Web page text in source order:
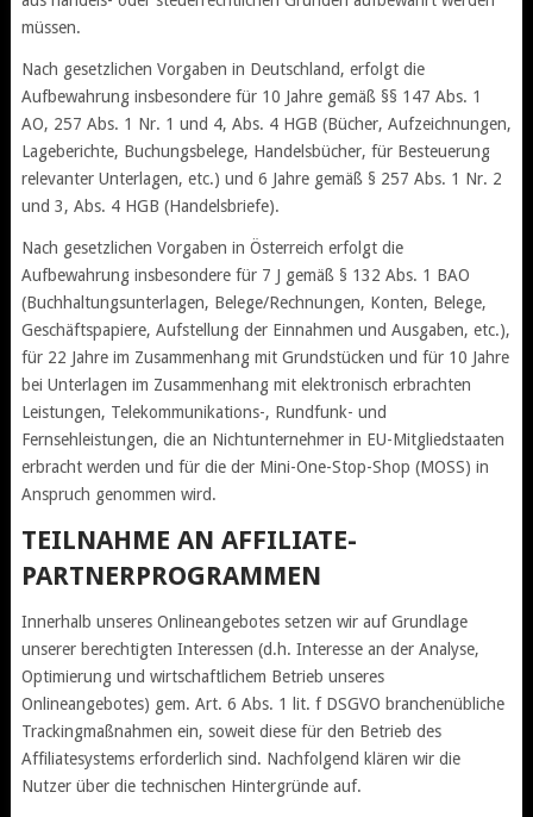
müssen.
Nach gesetzlichen Vorgaben in Deutschland, erfolgt die
Aufbewahrung insbesondere für 10 Jahre gemäß §§ 147 Abs. 1
AO, 257 Abs. 1 Nr. 1 und 4, Abs. 4 HGB (Bücher, Aufzeichnungen,
Lageberichte, Buchungsbelege, Handelsbücher, für Besteuerung
relevanter Unterlagen, etc.) und 6 Jahre gemäß § 257 Abs. 1 Nr. 2
und 3, Abs. 4 HGB (Handelsbriefe).
Nach gesetzlichen Vorgaben in Österreich erfolgt die
Aufbewahrung insbesondere für 7 J gemäß § 132 Abs. 1 BAO
(Buchhaltungsunterlagen, Belege/Rechnungen, Konten, Belege,
Geschäftspapiere, Aufstellung der Einnahmen und Ausgaben, etc.),
für 22 Jahre im Zusammenhang mit Grundstücken und für 10 Jahre
bei Unterlagen im Zusammenhang mit elektronisch erbrachten
Leistungen, Telekommunikations-, Rundfunk- und
Fernsehleistungen, die an Nichtunternehmer in EU-Mitgliedstaaten
erbracht werden und für die der Mini-One-Stop-Shop (MOSS) in
Anspruch genommen wird.
TEILNAHME AN AFFILIATE-
PARTNERPROGRAMMEN
Innerhalb unseres Onlineangebotes setzen wir auf Grundlage
unserer berechtigten Interessen (d.h. Interesse an der Analyse,
Optimierung und wirtschaftlichem Betrieb unseres
Onlineangebotes) gem. Art. 6 Abs. 1 lit. f DSGVO branchenübliche
Trackingmaßnahmen ein, soweit diese für den Betrieb des
Affiliatesystems erforderlich sind. Nachfolgend klären wir die
Nutzer über die technischen Hintergründe auf.